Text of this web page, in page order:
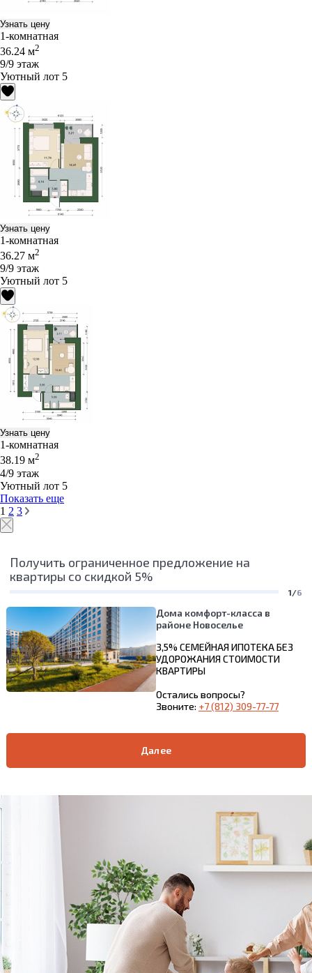
Узнать цену
1-комнатная
36.24 м2
9/9 этаж
Уютный лот 5
Узнать цену
1-комнатная
36.27 м2
9/9 этаж
Уютный лот 5
Узнать цену
1-комнатная
38.19 м2
4/9 этаж
Уютный лот 5
Показать еще
1 2 3
Получить ограниченное предложение на
квартиры со скидкой 5%
1/6
Дома комфорт-класса в
районе Новоселье
3,5% СЕМЕЙНАЯ ИПОТЕКА БЕЗ
УДОРОЖАНИЯ СТОИМОСТИ
КВАРТИРЫ
Остались вопросы?
Звоните: +7 (812) 309-77-77